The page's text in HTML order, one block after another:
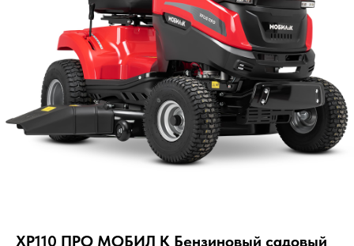
XP110 ПРО МОБИЛ К Бензиновый садовый